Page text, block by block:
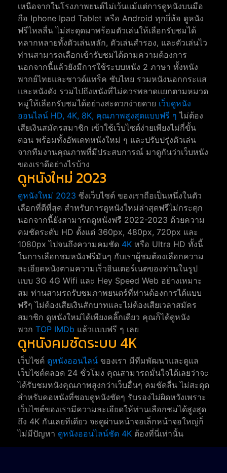
เหนือจากในโรงภาพยนต์ไม่เว้นแม้แต่การดูหนังบนมือ
ถือ Iphone Ipad Tablet หรือ Android ทุกยี่ห้อ ดูหนัง
ฟรีไหลลื่น ไม่สะดุดมาพร้อมตัวเล่นให้เลือกรับชมได้
หลากหลายทั้งตัวเล่นหลัก, ตัวเล่นสำรอง, และตัวเล่นไว
ท่านสามารถเลือกเข้ารับชมได้ตามความต้องการ
นอกจากนี้แล้วยังมีการใช้ระบบหนัง 2 ภาษา ทั้งหนัง
พากย์ไทยและซาวด์แทร็ค ซับไทย รวมหนังนอกกระแส
และหนังดัง รวมไปถึงหนังที่ไม่ควรพลาดแยกตามหมวด
หมู่ให้เลือกรับชมได้อย่างสะดวกง่ายดาย เว็บดูหนัง
ออนไลน์ HD, 4K, 8K, คุณภาพสูงสุดแบบฟรี ๆ ไม่ต้อง
เสียเงินสมัครสมาชิก เข้าใช้เว็บไซต์ง่ายเพียงไม่กี่ขั้น
ตอน พร้อมทั้งอัพเดทหนังใหม่ ๆ และปรับปรุ่งตัวเล่น
จากทีมงานคุณภาพที่มีประสบการณ์ มาดูกันว่าเว็บหนัง
ของเราดีอย่างไรบ้าง
ดูหนังใหม่ 2023
ดูหนังใหม่ 2023 ซึ่งเว็บไซต์ ของเราถือเป็นหนึ่งในตัว
เลือกที่ดีที่สุด สำหรับการดูหนังใหม่ล่าสุดฟรีไม่กระตุก
นอกจากนี้ยังสามารถดูหนังฟรี 2022-2023 ด้วยความ
คมชัดระดับ HD ตั้งแต่ 360px, 480px, 720px และ
1080px ไปจนถึงความคมชัด 4K หรือ Ultra HD ทั้งนี้
ในการเลือกชมหนังฟรีมันๆ กับเราผู้ชมต้องเลือกความ
ละเอียดหนังตามความเร็วอินเตอร์เนตของท่านในรูป
แบบ 3G 4G Wifi และ Hey Speed Web อย่างเหมาะ
สม ท่านสามรถรับชมภาพยนตร์ที่ท่านต้องการได้แบบ
ฟรีๆ ไม่ต้องเสียเงินสักบาทและไม่ต้องเสียเวลาสมัคร
สมาชิก ดูหนังใหม่ได้เพียงคลิ๊กเดียว คุณก็ได้ดูหนัง
พวก TOP IMDb แล้วแบบฟรี ๆ เลย
ดูหนังคมชัดระบบ 4K
เว็บไซต์ ดูหนังออนไลน์ ของเรา มีทีมพัฒนาและดูแล
เว็บไซต์ตลอด 24 ชั่วโมง คุณสามารถมั่นใจได้เลยว่าจะ
ได้รับชมหนังคุณภาพสูงกว่าเว็บอื่นๆ คมชัดลื่น ไม่สะดุด
สำหรับคอหนังที่ชอบดูหนังชัดๆ รับรองไม่ผิดหวังเพราะ
เว็บไซต์ของเรามีความละเอียดให้ท่านเลือกชมได้สูงสุด
ถึง 4K กันเลยทีเดียว จะดูผ่านหน้าจอเล็กหน้าจอใหญ่ก็
ไม่มีปัญหา ดูหนังออนไลน์ชัด 4K ต้องที่นี่เท่านั้น